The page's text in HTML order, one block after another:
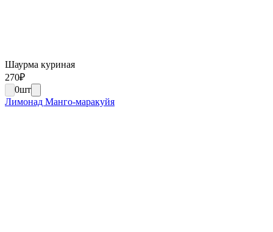
Шаурма куриная
270₽
0шт
Лимонад Манго-маракуйя